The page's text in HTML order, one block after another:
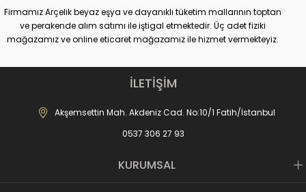
Firmamız Arçelik beyaz eşya ve dayanıklı tüketim mallarının toptan
ve perakende alım satımı ile iştigal etmektedir. Üç adet fiziki
mağazamız ve online eticaret mağazamız ile hizmet vermekteyiz.
Merkez Mağaza:
Akdeniz Cad. No: 10 Fatih-İstanbul
İletişim : 0537 306 81 68
-------------------------------
Fevzipaşa Cad. No:221 Fatih-İstanbul
-------------------------------
İLETİŞİM
Akşemsettin Mah. Akdeniz Cad. No:10/1 Fatih/İstanbul
0537 306 27 93
KURUMSAL